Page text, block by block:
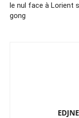
le nul face à Lorient
gong